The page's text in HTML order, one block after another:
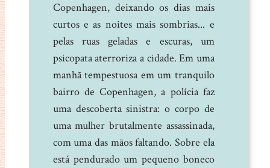
Copenhagen, deixando os dias mais
curtos e as noites mais sombrias... e
pelas ruas geladas e escuras, um
psicopata aterroriza a cidade. Em uma
manhã tempestuosa em um tranquilo
bairro de Copenhagen, a polícia faz
uma descoberta sinistra: o corpo de
uma mulher brutalmente assassinada,
com uma das mãos faltando. Sobre ela
está pendurado um pequeno boneco